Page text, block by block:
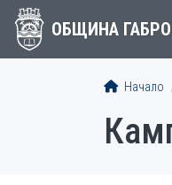
ОБЩИНА
Начало